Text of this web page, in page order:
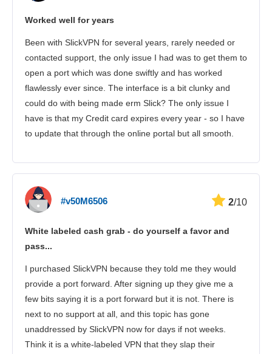
Klantenservice
Worked well for years
Been with SlickVPN for several years, rarely needed or
contacted support, the only issue I had was to get them to
open a port which was done swiftly and has worked
flawlessly ever since. The interface is a bit clunky and
could do with being made erm Slick? The only issue I
have is that my Credit card expires every year - so I have
to update that through the online portal but all smooth.
#v50M6506 2/10
White labeled cash grab - do yourself a favor and
pass...
I purchased SlickVPN because they told me they would
provide a port forward. After signing up they give me a
few bits saying it is a port forward but it is not. There is
next to no support at all, and this topic has gone
unaddressed by SlickVPN now for days if not weeks.
Think it is a white-labeled VPN that they slap their